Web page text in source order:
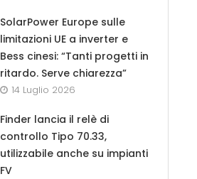
SolarPower Europe sulle
limitazioni UE a inverter e
Bess cinesi: “Tanti progetti in
ritardo. Serve chiarezza”
14 Luglio 2026
Finder lancia il relè di
controllo Tipo 70.33,
utilizzabile anche su impianti
FV